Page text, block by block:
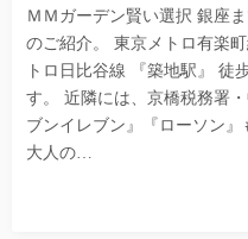
ＭＭガーデン賢い選択 銀座
のご紹介。 東京メトロ有楽
トロ日比谷線 『築地駅』 徒
す。 近隣には、京橋税務署
ブンイレブン』『ローソン
大人の…